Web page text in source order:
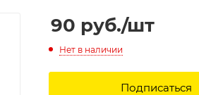
90 руб./шт
Нет в наличии
Подписаться